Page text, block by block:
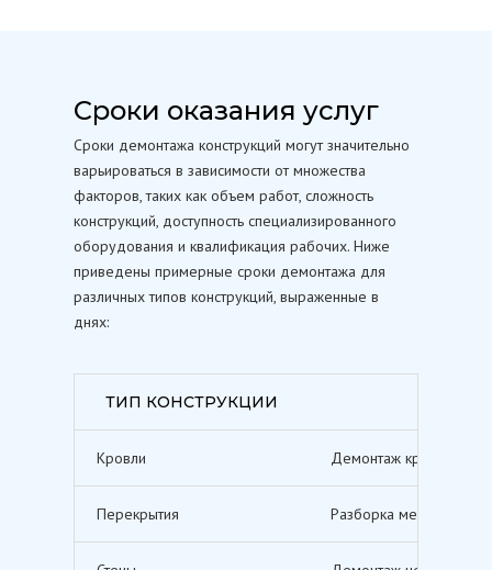
Сроки оказания услуг
Сроки демонтажа конструкций могут значительно
варьироваться в зависимости от множества
факторов, таких как объем работ, сложность
конструкций, доступность специализированного
оборудования и квалификация рабочих. Ниже
приведены примерные сроки демонтажа для
различных типов конструкций, выраженные в
днях:
ТИП КОНСТРУКЦИИ
Кровли Демонтаж кровельных
Перекрытия Разборка межэтажных